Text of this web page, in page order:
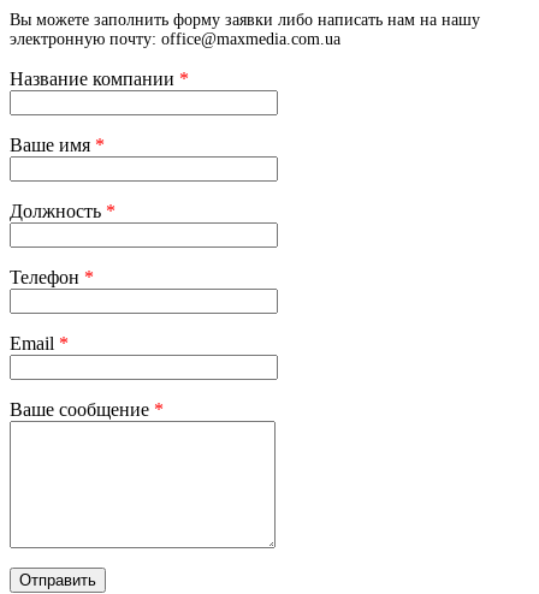
Вы можете заполнить форму заявки либо написать нам на нашу
электронную почту: office@maxmedia.com.ua
Название компании *
Ваше имя *
Должность *
Телефон *
Email *
Ваше сообщение *